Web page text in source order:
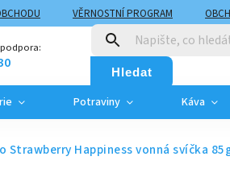
VĚRNOSTNÍ PROGRAM
MOJE OBJEDNÁVKA
Hledat
Potraviny Káva
Strawberry Happiness vonná svíčka